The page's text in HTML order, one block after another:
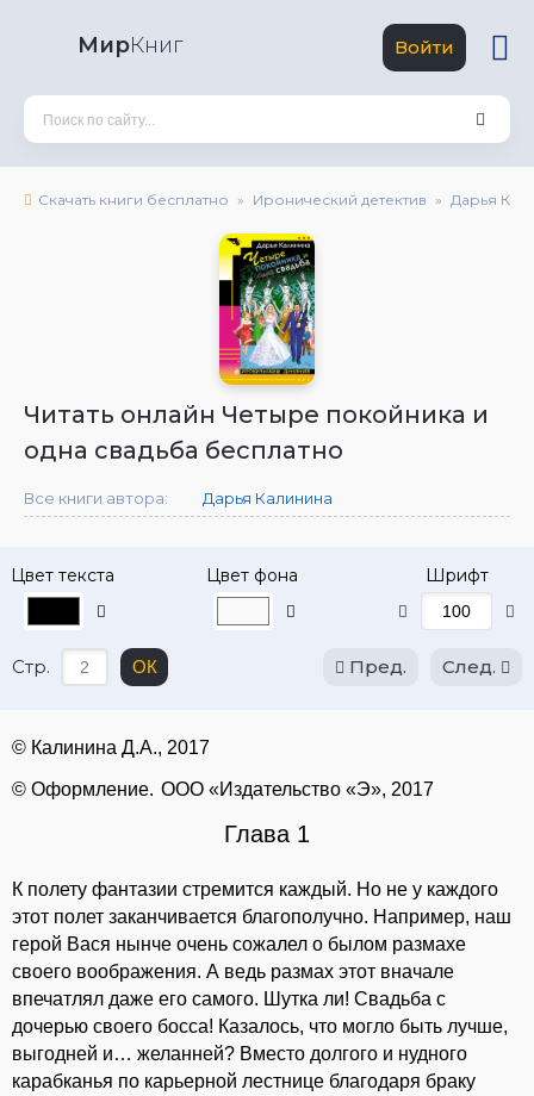
МирКниг Войти
Скачать книги бесплатно Иронический детектив Дарья
Читать онлайн Четыре покойника и
одна свадьба бесплатно
Все книги автора: Дарья Калинина
Цвет текста Цвет фона Шрифт
Стр. ОК Пред. След.
© Калинина Д.А., 2017
© Оформление. ООО «Издательство «Э», 2017
Глава 1
К полету фантазии стремится каждый. Но не у каждого
этот полет заканчивается благополучно. Например, наш
герой Вася нынче очень сожалел о былом размахе
своего воображения. А ведь размах этот вначале
впечатлял даже его самого. Шутка ли! Свадьба с
дочерью своего босса! Казалось, что могло быть лучше,
выгодней и… желанней? Вместо долгого и нудного
карабканья по карьерной лестнице благодаря браку